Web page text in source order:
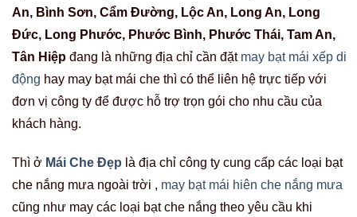
An, Bình Sơn, Cẩm Đường, Lộc An, Long An, Long
Đức, Long Phước, Phước Bình, Phước Thái, Tam An,
Tân Hiệp đang là những địa chỉ cần đặt may bạt mái xếp di
động hay may bạt mái che thì có thể liên hệ trực tiếp với
đơn vị công ty để được hỗ trợ trọn gói cho nhu cầu của
khách hàng.
Thì ở Mái Che Đẹp là địa chỉ công ty cung cấp các loại bạt
che nắng mưa ngoài trời , may bạt mái hiên che nắng mưa
cũng như may các loại bạt che nắng theo yêu cầu khi